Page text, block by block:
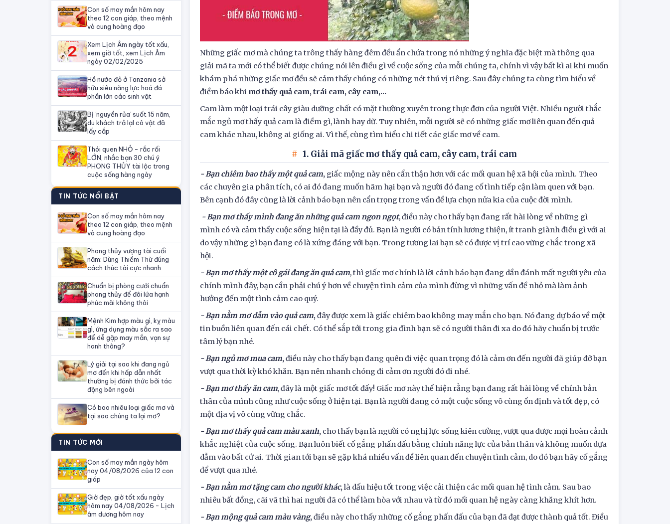
Con số may mắn hôm nay
theo 12 con giáp, theo mệnh
và cung hoàng đạo
Xem Lịch Âm ngày tốt xấu,
xem giờ tốt, xem Lịch Âm
ngày 02/02/2025
Hồ nước đỏ ở Tanzania sở
hữu siêu năng lực hoá đá
phần lớn các sinh vật
Bị 'nguyền rủa' suốt 15 năm,
du khách trả lạI cô vật đã
lấy cắp
Thói quen NHỎ - rắc rối
LỚN, nhắc bạn 30 chú ý
PHONG THỦY tài lộc trong
cuộc sống hàng ngày
TIN TỨC NỔI BẬT
Con số may mắn hôm nay
theo 12 con giáp, theo mệnh
và cung hoàng đạo
Phong thủy vượng tài cuối
năm: Dùng Thiềm Thừ đúng
cách thúc tài cực nhanh
Chuẩn bị phòng cưới chuẩn
phong thủy để đôi lứa hạnh
phúc mãi không thôi
Mệnh Kim hợp màu gì, kỵ màu
gì, ứng dụng màu sắc ra sao
để dễ gặp may mắn, vạn sự
hanh thông?
Lý giải tại sao khi đang ngủ
mơ đến khi hấp dẫn nhất
thường bị đánh thức bởi tác
động bên ngoài
Có bao nhiêu loại giấc mơ và
tại sao chúng ta lại mơ?
TIN TỨC MỚI
Con số may mắn ngày hôm
nay 04/08/2026 của 12 con
giáp
Giờ đẹp, giờ tốt xấu ngày
hôm nay 04/08/2026 - Lịch
âm dương hôm nay
Những giấc mơ mà chúng ta trông thấy hàng đêm đều ẩn chứa trong nó những ý nghĩa đặc biệt mà thông qua
giải mã ta mới có thể biết được chúng nói lên điều gì về cuộc sống của mỗi chúng ta, chính vì vậy bất kì ai khi muốn
khám phá những giấc mơ đều sẽ cảm thấy chúng có những nét thú vị riêng. Sau đây chúng ta cùng tìm hiểu về
điềm báo khi mơ thấy quả cam, trái cam, cây cam,...
Cam làm một loại trái cây giàu dưỡng chất có mặt thường xuyên trong thực đơn của người Việt. Nhiều người thắc
mắc ngủ mơ thấy quả cam là điềm gì, lành hay dữ. Tuy nhiên, mỗi người sẽ có những giấc mơ liên quan đến quả
cam khác nhau, không ai giống ai. Vì thế, cùng tìm hiểu chi tiết các giấc mơ về cam.
1. Giải mã giấc mơ thấy quả cam, cây cam, trái cam
- Bạn chiêm bao thấy một quả cam, giấc mộng này nên cẩn thận hơn với các mối quan hệ xã hội của mình. Theo
các chuyên gia phân tích, có ai đó đang muốn hãm hại bạn và người đó đang cố tình tiếp cận làm quen với bạn.
Bên cạnh đó đây cũng là lời cảnh báo bạn nên cẩn trọng trong vấn đề lựa chọn nửa kia của cuộc đời mình.
- Bạn mơ thấy mình đang ăn những quả cam ngon ngọt, điều này cho thấy bạn đang rất hài lòng về những gì
mình có và cảm thấy cuộc sống hiện tại là đầy đủ. Bạn là người có bản tính lương thiện, ít tranh giành điều gì với ai
do vậy những gì bạn đang có là xứng đáng với bạn. Trong tương lai bạn sẽ có được vị trí cao vững chắc trong xã
hội.
- Bạn mơ thấy một cô gái đang ăn quả cam, thì giấc mơ chính là lời cảnh báo bạn đang dần đánh mất người yêu của
chính mình đây, bạn cần phải chú ý hơn về chuyện tình cảm của mình đừng vì những vấn đề nhỏ mà làm ảnh
hưởng đến một tình cảm cao quý.
- Bạn nằm mơ dẫm vào quả cam,đây được xem là giấc chiêm bao không may mắn cho bạn. Nó đang dự báo về một
tin buồn liên quan đến cái chết. Có thể sắp tới trong gia đình bạn sẽ có người thân đi xa do đó hãy chuẩn bị trước
tâm lý bạn nhé.
- Bạn ngủ mơ mua cam,điều này cho thấy bạn đang quên đi việc quan trọng đó là cảm ơn đến người đã giúp đỡ bạn
vượt qua thời kỳ khó khăn. Bạn nên nhanh chóng đi cảm ơn người đó đi nhé.
- Bạn mơ thấy ăn cam, đây là một giấc mơ tốt đấy! Giấc mơ này thể hiện rằng bạn đang rất hài lòng về chính bản
thân của mình cũng như cuộc sống ở hiện tại. Bạn là người đang có một cuộc sống vô cùng ổn định và tốt đẹp, có
một địa vị vô cùng vững chắc.
- Bạn mơ thấy quả cam màu xanh, cho thấy bạn là người có nghị lực sống kiên cường, vượt qua được mọi hoàn cảnh
khắc nghiệt của cuộc sống. Bạn luôn biết cố gắng phấn đấu bằng chính năng lực của bản thân và không muốn dựa
dẫm vào bất cứ ai. Thời gian tới bạn sẽ gặp khá nhiều vấn đề liên quan đến chuyện tình cảm, do đó bạn hãy cố gắng
để vượt qua nhé.
- Bạn nằm mơ tặng cam cho người khác,là dấu hiệu tốt trong việc cải thiện các mối quan hệ tình cảm. Sau bao
nhiêu bất đồng, cãi vã thì hai người đã có thể làm hòa với nhau và từ đó mối quan hệ ngày càng khăng khít hơn.
- Bạn mộng quả cam màu vàng,điều này cho thấy những cố gắng phấn đấu của bạn đã đạt được thành quả tốt. Điều